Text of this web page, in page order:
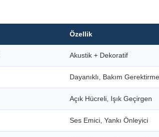
Özellik
Akustik + Dekoratif
Dayanıklı, Bakım
Açık Hücreli, Işık Geçirgen
Ses Emici, Yankı Önleyici